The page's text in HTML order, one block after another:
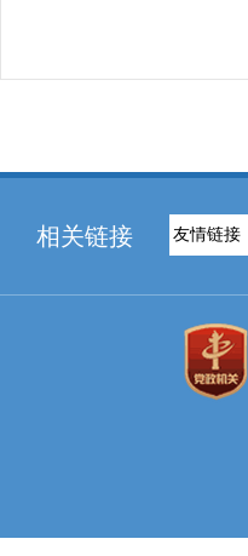
相关链接